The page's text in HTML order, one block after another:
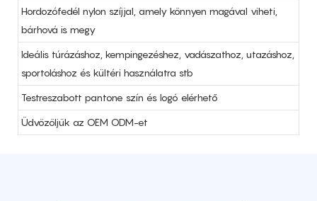
Hordozófedél nylon szíjjal, amely könnyen magával viheti,
bárhová is megy
Ideális túrázáshoz, kempingezéshez, vadászathoz, utazáshoz,
sportoláshoz és kültéri használatra stb
Testreszabott pantone szín és logó elérhető
Üdvözöljük az OEM ODM-et